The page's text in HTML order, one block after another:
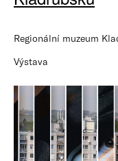
Regionální muzeum
Výstava